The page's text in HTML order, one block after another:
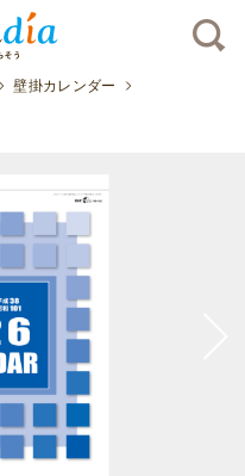
壁掛カレンダー